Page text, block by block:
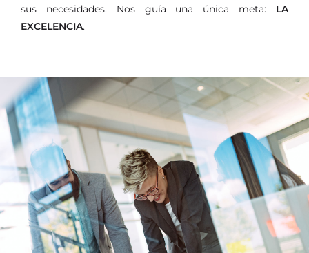
sus necesidades. Nos guía una única meta: LA
EXCELENCIA.